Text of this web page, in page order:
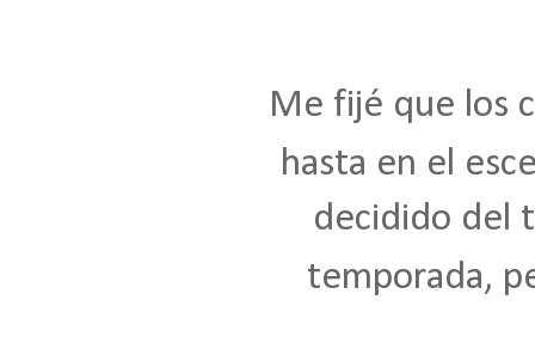
Me fijé que los
hasta en el
decidido del
temporada,